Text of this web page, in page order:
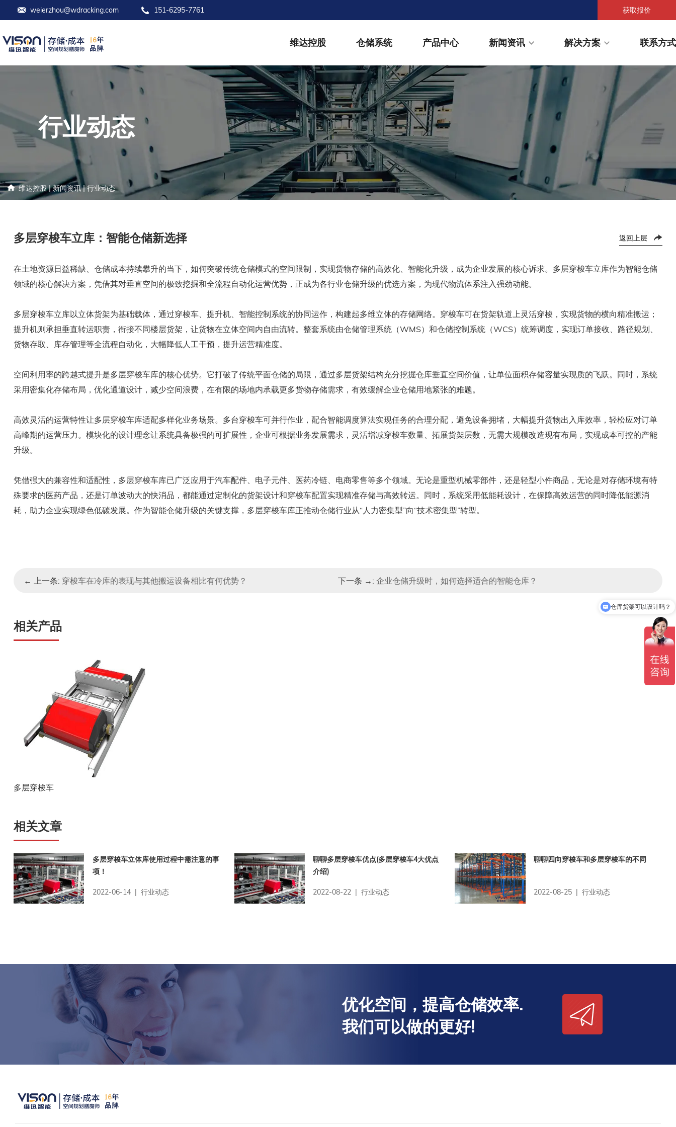
weierzhou@wdracking.com 151-6295-7761 获取报价
维达控股 仓储系统 产品中心 新闻资讯 解决方案 联系方式
行业动态
维达控股|新闻资讯|行业动态
多层穿梭车立库：智能仓储新选择 返回上层
在土地资源日益稀缺、仓储成本持续攀升的当下，如何突破传统仓储模式的空间限制，实现货物存储的高效化、智能化升级，成为企业发展的核心诉求。多层穿梭车立库作为智能仓储
领域的核心解决方案，凭借其对垂直空间的极致挖掘和全流程自动化运营优势，正成为各行业仓储升级的优选方案，为现代物流体系注入强劲动能。
多层穿梭车立库以立体货架为基础载体，通过穿梭车、提升机、智能控制系统的协同运作，构建起多维立体的存储网络。穿梭车可在货架轨道上灵活穿梭，实现货物的横向精准搬运；
提升机则承担垂直转运职责，衔接不同楼层货架，让货物在立体空间内自由流转。整套系统由仓储管理系统（WMS）和仓储控制系统（WCS）统筹调度，实现订单接收、路径规划、
货物存取、库存管理等全流程自动化，大幅降低人工干预，提升运营精准度。
空间利用率的跨越式提升是多层穿梭车库的核心优势。它打破了传统平面仓储的局限，通过多层货架结构充分挖掘仓库垂直空间价值，让单位面积存储容量实现质的飞跃。同时，系统
采用密集化存储布局，优化通道设计，减少空间浪费，在有限的场地内承载更多货物存储需求，有效缓解企业仓储用地紧张的难题。
高效灵活的运营特性让多层穿梭车库适配多样化业务场景。多台穿梭车可并行作业，配合智能调度算法实现任务的合理分配，避免设备拥堵，大幅提升货物出入库效率，轻松应对订单
高峰期的运营压力。模块化的设计理念让系统具备极强的可扩展性，企业可根据业务发展需求，灵活增减穿梭车数量、拓展货架层数，无需大规模改造现有布局，实现成本可控的产能
升级。
凭借强大的兼容性和适配性，多层穿梭车库已广泛应用于汽车配件、电子元件、医药冷链、电商零售等多个领域。无论是重型机械零部件，还是轻型小件商品，无论是对存储环境有特
殊要求的医药产品，还是订单波动大的快消品，都能通过定制化的货架设计和穿梭车配置实现精准存储与高效转运。同时，系统采用低能耗设计，在保障高效运营的同时降低能源消
耗，助力企业实现绿色低碳发展。作为智能仓储升级的关键支撑，多层穿梭车库正推动仓储行业从“人力密集型”向“技术密集型”转型。
← 上一条: 穿梭车在冷库的表现与其他搬运设备相比有何优势？ 下一条 →: 企业仓储升级时，如何选择适合的智能仓库？
相关产品
多层穿梭车
相关文章
多层穿梭车立体库使用过程中需注意的事
项！
2022-06-14 | 行业动态
聊聊多层穿梭车优点(多层穿梭车4大优点
介绍)
2022-08-22 | 行业动态
聊聊四向穿梭车和多层穿梭车的不同
2022-08-25 | 行业动态
优化空间，提高仓储效率.
我们可以做的更好!
仓库货架可以设计吗？
咨询智能仓库方案